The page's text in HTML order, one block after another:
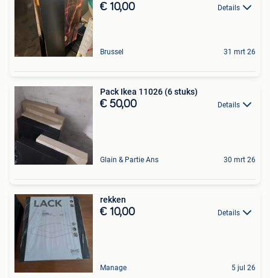
€ 10,00 Details
Brussel 31 mrt 26
Pack Ikea 11026 (6 stuks)
€ 50,00 Details
Glain & Partie Ans 30 mrt 26
rekken
€ 10,00 Details
Manage 5 jul 26